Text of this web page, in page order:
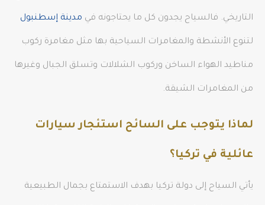
التاريخي. فالسياح يجدون كل ما يحتاجونه في مدينة إسطنبول
لتنوع الأنشطة والمغامرات السياحية بها مثل مغامرة ركوب
مناطيد الهواء الساخن وركوب الشلالات وتسلق الجبال وغيرها
من المغامرات الشيقة.
لماذا يتوجب على السائح استئجار سيارات
عائلية في تركيا؟
يأتي السياح إلى دولة تركيا بهدف الاستمتاع بجمال الطبيعية